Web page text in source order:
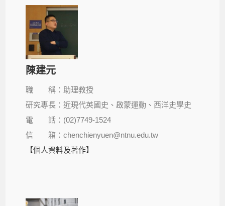
陳建元
職 稱：助理教授
研究專長：近現代英國史、啟蒙運動、西洋史學史
電 話：(02)7749-1524
信 箱：chenchienyuen@ntnu.edu.tw
【個人資料及著作】